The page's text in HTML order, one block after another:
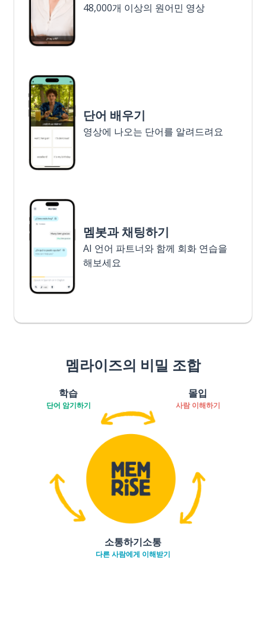
48,000개 이상의 원어민 영상
단어 배우기
영상에 나오는 단어를 알려드려요
멤봇과 채팅하기
AI 언어 파트너와 함께 회화 연습을
해보세요
멤라이즈의 비밀 조합
학습
단어 암기하기
몰입
사람 이해하기
소통하기소통
다른 사람에게 이해받기